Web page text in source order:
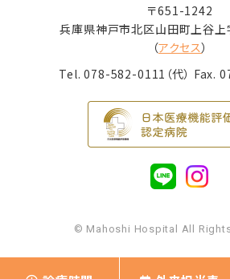
〒651-1242
兵庫県神戸市北区山田町上谷
（アクセス）
Tel.078-582-0111 （代）
© Mahoshi Hospital All